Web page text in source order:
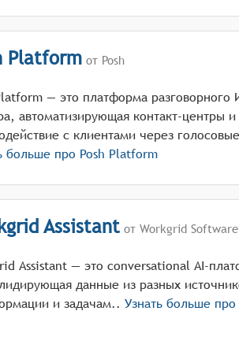
Platform от Posh
— это платформа разговорного
автоматизирующая контакт-центры
с клиентами через
больше про Posh Platform
Assistant от Workgrid Software
Assistant — это conversational AI-
данные из разных
и задачам.. Узнать больше про